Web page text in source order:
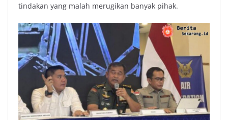
tindakan yang malah merugikan banyak pihak.